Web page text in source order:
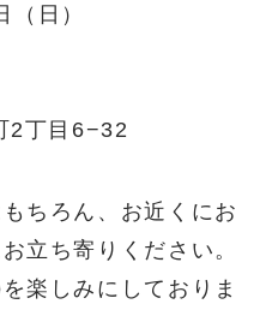
日）
2丁目6−32
ちろん、お近くにお
立ち寄りください。
楽しみにしておりま